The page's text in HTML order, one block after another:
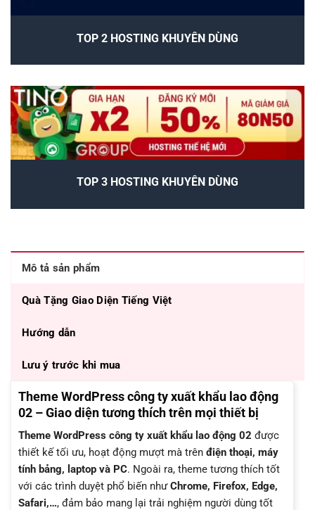
TOP 2 HOSTING KHUYÊN DÙNG
TOP 3 HOSTING KHUYÊN DÙNG
Mô tả sản phẩm
Quà Tặng Giao Diện Tiếng Việt
Hướng dẫn
Lưu ý trước khi mua
Theme WordPress công ty xuất khẩu lao động
02 – Giao diện tương thích trên mọi thiết bị
Theme WordPress công ty xuất khẩu lao động 02 được
thiết kế tối ưu, hoạt động mượt mà trên điện thoại, máy
tính bảng, laptop và PC. Ngoài ra, theme tương thích tốt
với các trình duyệt phổ biến nhưChrome, Firefox, Edge,
Safari,…, đảm bảo mang lại trải nghiệm người dùng tốt